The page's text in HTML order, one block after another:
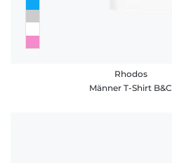
Rhodos
Männer T-Shirt B&C